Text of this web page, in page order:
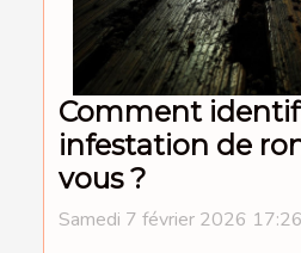
Comment
infestation de
vous ?
Samedi 7 février 2026 17:26